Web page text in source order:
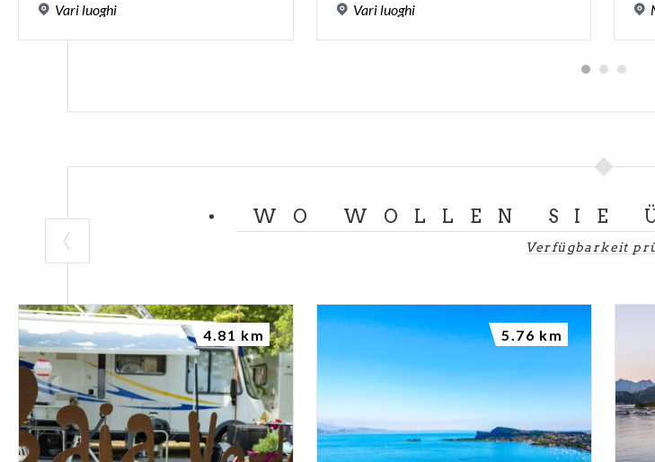
Variluoghi Variluoghi
WO WOLLEN SIE
Verfügbarkeit
4.81 km 5.76 km